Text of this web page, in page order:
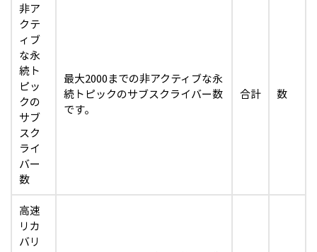
非ア
クテ
ィブ
な永
続ト
ピッ
クの
サブ
スク
ライ
バー
数
最大2000までの非アクティブな永
続トピックのサブスクライバー数
です。
合計 数
高速
リカ
バリ